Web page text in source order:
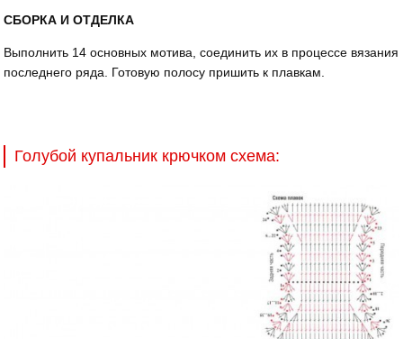
СБОРКА И ОТДЕЛКА
Выполнить 14 основных мотива, соединить их в про­цессе вязания
последнего ряда. Готовую полосу при­шить к плавкам.
Голубой купальник крючком схема: